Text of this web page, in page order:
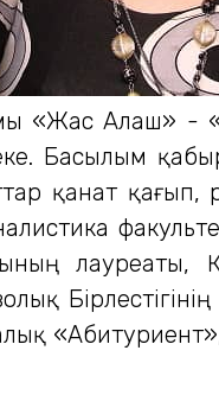
«Жас Алаш» -
Басылым
қанат қағып,
лауреаты,